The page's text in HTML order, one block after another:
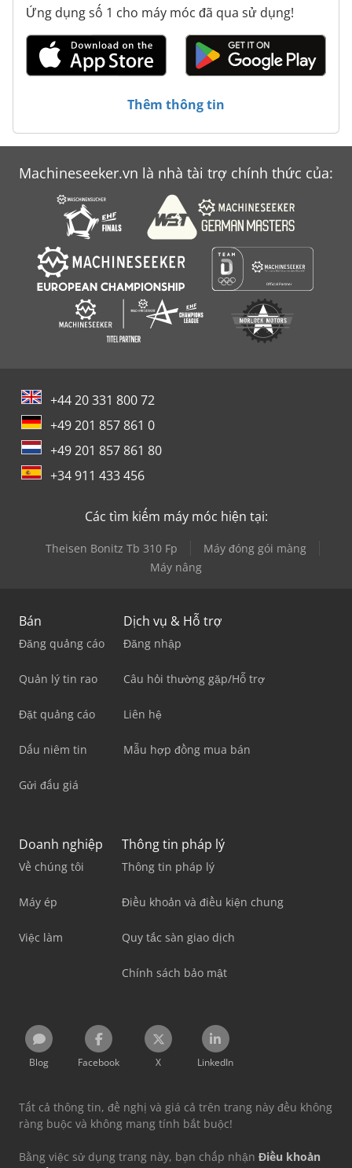
Ứng dụng số 1 cho máy móc đã qua sử dụng!
Thêm thông tin
Machineseeker.vn là nhà tài trợ chính thức của:
+44 20 331 800 72
+49 201 857 861 0
+49 201 857 861 80
+34 911 433 456
Các tìm kiếm máy móc hiện tại:
Theisen Bonitz Tb 310 Fp
Máy đóng gói màng
Máy nâng
Bán
Đăng quảng cáo
Quản lý tin rao
Đặt quảng cáo
Dấu niêm tin
Gửi đấu giá
Dịch vụ & Hỗ trợ
Đăng nhập
Câu hỏi thường gặp/Hỗ trợ
Liên hệ
Mẫu hợp đồng mua bán
Doanh nghiệp
Về chúng tôi
Máy ép
Việc làm
Thông tin pháp lý
Thông tin pháp lý
Điều khoản và điều kiện chung
Quy tắc sàn giao dịch
Chính sách bảo mật
Blog Facebook X LinkedIn
Tất cả thông tin, đề nghị và giá cả trên trang này đều không
ràng buộc và không mang tính bắt buộc!
Bằng việc sử dụng trang này, bạn chấp nhận Điều khoản